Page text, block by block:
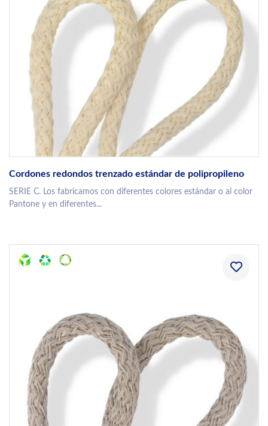
Cordones redondos trenzado estándar de polipropileno
SERIE C. Los fabricamos con diferentes colores estándar o al color
Pantone y en diferentes...